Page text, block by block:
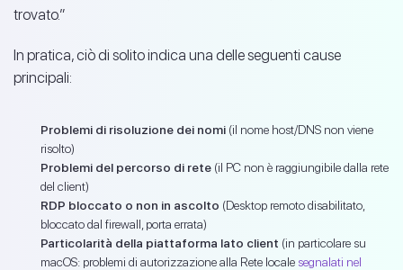
trovato.”
In pratica, ciò di solito indica una delle seguenti cause
principali:
Problemi di risoluzione dei nomi (il nome host/DNS non viene
risolto)
Problemi del percorso di rete (il PC non è raggiungibile dalla rete
del client)
RDP bloccato o non in ascolto (Desktop remoto disabilitato,
bloccato dal firewall, porta errata)
Particolarità della piattaforma lato client (in particolare su
macOS: problemi di autorizzazione alla Rete locale segnalati nel